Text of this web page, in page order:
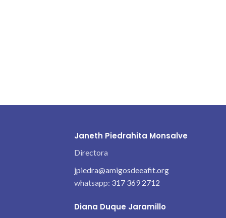
Janeth Piedrahita Monsalve
Directora
jpiedra@amigosdeeafit.org
whatsapp: 317 369 2712
Diana Duque Jaramillo